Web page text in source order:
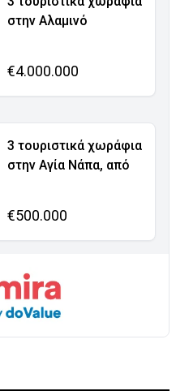
στην Αλαμινό
€4.000.000
3 τουριστικά χωράφια
στην Αγία Νάπα, από
€500.000